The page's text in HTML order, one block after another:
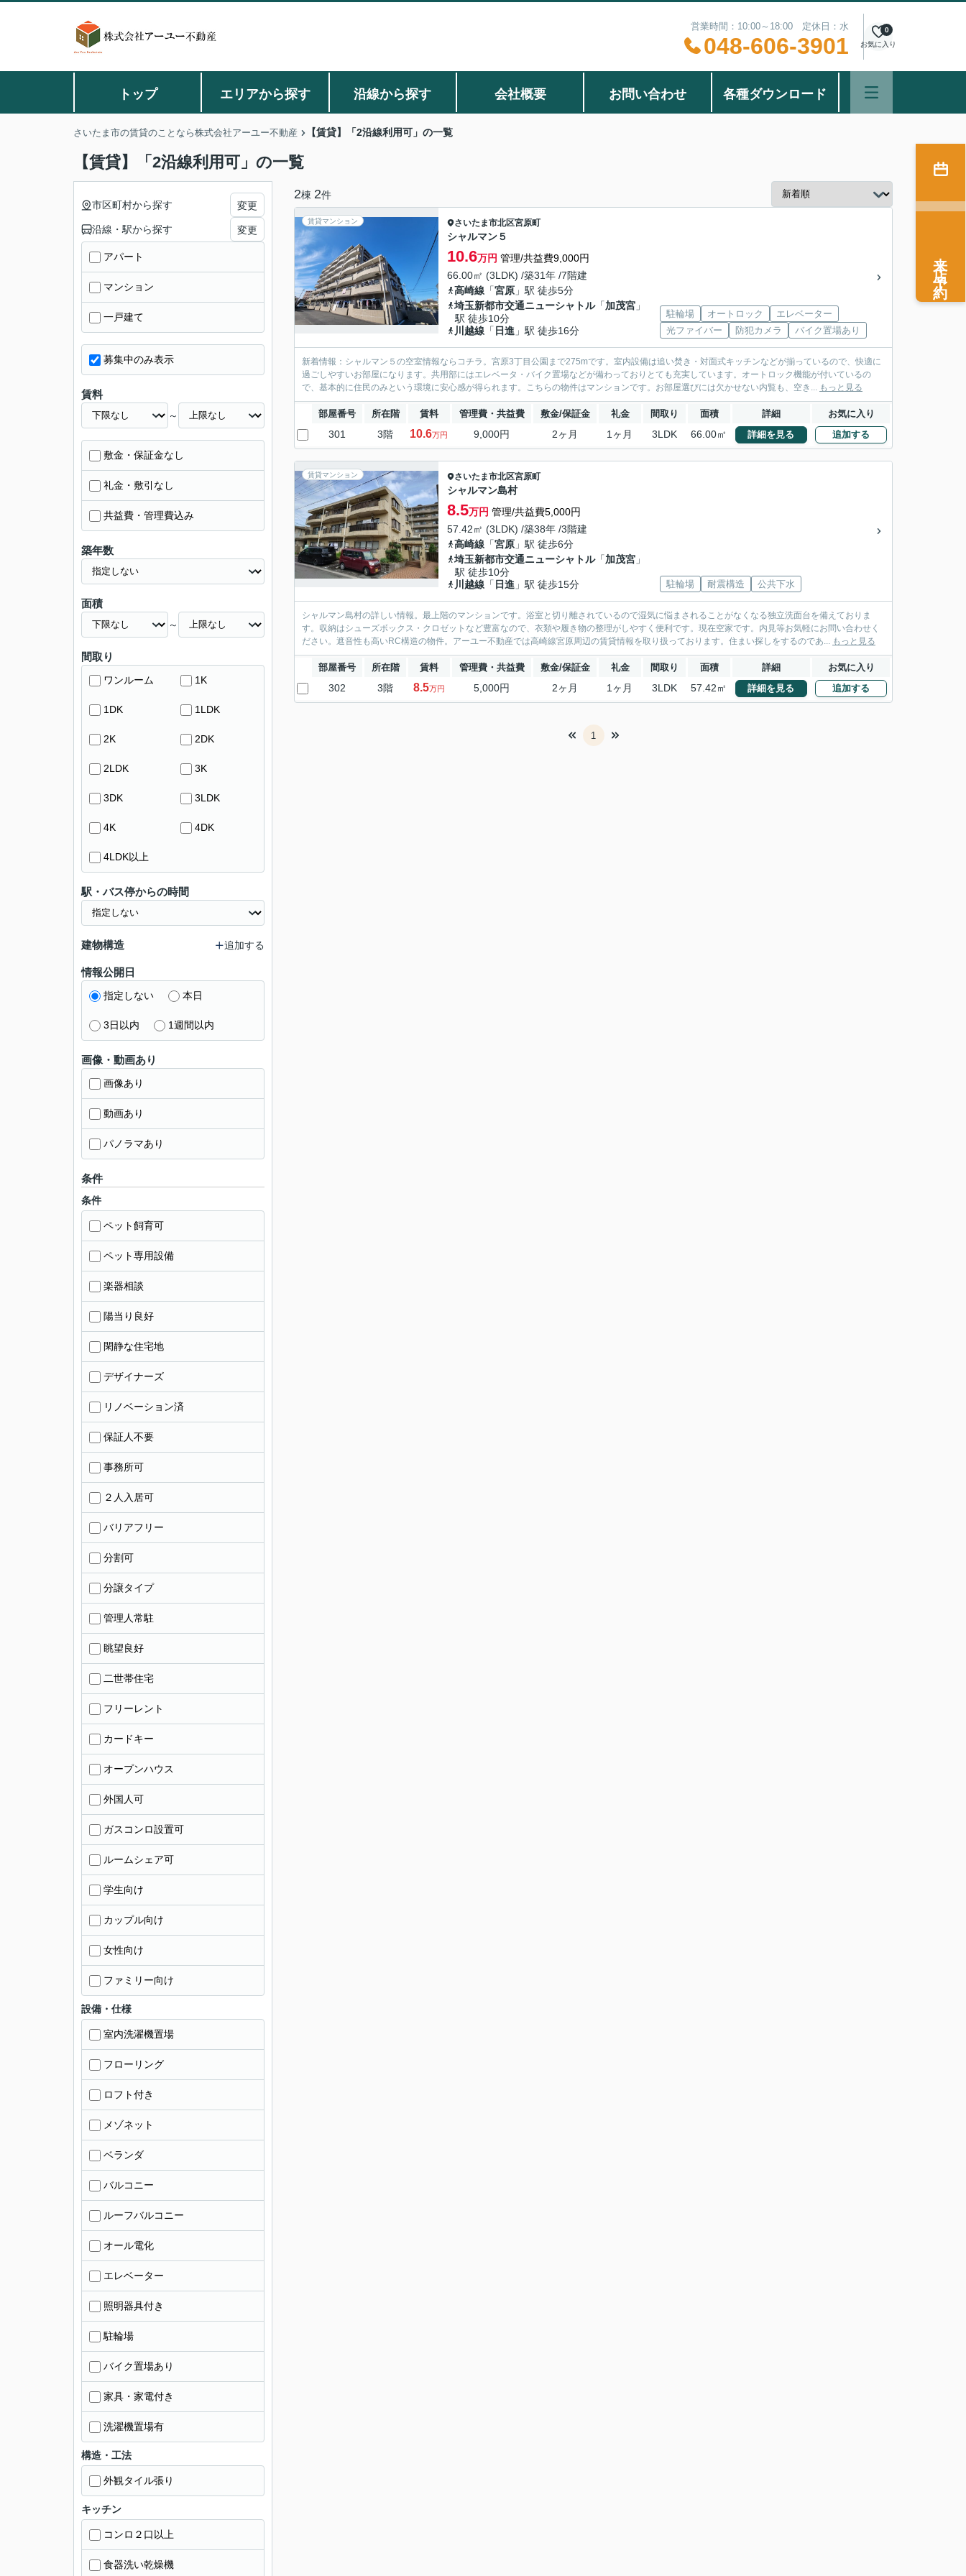
営業時間：10:00～18:00 定休日：水
048-606-3901 お気に入り
0
トップ エリアから探す 沿線から探す 会社概要 お問い合わせ 各種ダウンロード
さいたま市の賃貸のことなら株式会社アーユー不動産 【賃貸】「2沿線利用可」の一覧
【賃貸】「2沿線利用可」の一覧
2棟 2件
賃貸マンション さいたま市北区宮原町
シャルマン５
10.6万円 管理/共益費9,000円
66.00㎡ (3LDK) /築31年 /7階建
高崎線 「宮原 」駅 徒歩5分
埼玉新都市交通ニューシャトル「加茂宮 」
駅 徒歩10分
川越線 「 日進 」駅 徒歩16分
駐輪場 オートロック
エレベーター
光ファイバー
防犯カメラ バイク置場あり
新着情報：シャルマン５の空室情報ならコチラ。宮原3丁目公園まで275mです。室内設備は追い焚き・対面式キッチンなどが揃っているので、快適に
過ごしやすいお部屋になります。共用部にはエレベータ・バイク置場などが備わっておりとても充実しています。オートロック機能が付いているの
で、基本的に住民のみという環境に安心感が得られます。こちらの物件はマンションです。お部屋選びには欠かせない内覧も、空き... もっと見る
部屋番号 所在階 賃料 管理費・共益費 敷金/保証金 礼金 間取り 面積 詳細 お気に入り
301 3階 10.6万円 9,000円 2ヶ月 1ヶ月 3LDK 66.00㎡ 詳細を見る 追加する
賃貸マンション さいたま市北区宮原町
シャルマン島村
8.5万円 管理/共益費5,000円
57.42㎡ (3LDK) /築38年 /3階建
高崎線 「宮原 」駅 徒歩6分
埼玉新都市交通ニューシャトル「加茂宮 」
駅 徒歩10分
川越線 「 日進 」駅 徒歩15分 駐輪場 耐震構造 公共下水
シャルマン島村の詳しい情報。最上階のマンションです。浴室と切り離されているので湿気に悩まされることがなくなる独立洗面台を備えておりま
す。収納はシューズボックス・クロゼットなど豊富なので、衣類や履き物の整理がしやすく便利です。現在空家です。内見等お気軽にお問い合わせく
ださい。遮音性も高いRC構造の物件。アーユー不動産では高崎線宮原周辺の賃貸情報を取り扱っております。住まい探しをするのであ... もっと見る
部屋番号 所在階 賃料 管理費・共益費 敷金/保証金 礼金 間取り 面積 詳細 お気に入り
302 3階 8.5万円 5,000円 2ヶ月 1ヶ月 3LDK 57.42㎡ 詳細を見る 追加する
1
市区町村から探す 変更
沿線・駅から探す 変更
アパート
マンション
一戸建て
募集中のみ表示
賃料
～
敷金・保証金なし
礼金・敷引なし
共益費・管理費込み
築年数
面積
～
間取り
ワンルーム 1K
1DK 1LDK
2K 2DK
2LDK 3K
3DK 3LDK
4K 4DK
4LDK以上
駅・バス停からの時間
建物構造 追加する
情報公開日
指定しない 本日
3日以内 1週間以内
画像・動画あり
画像あり
動画あり
パノラマあり
条件
条件
ペット飼育可
ペット専用設備
楽器相談
陽当り良好
閑静な住宅地
デザイナーズ
リノベーション済
保証人不要
事務所可
２人入居可
バリアフリー
分割可
分譲タイプ
管理人常駐
眺望良好
二世帯住宅
フリーレント
カードキー
オープンハウス
外国人可
ガスコンロ設置可
ルームシェア可
学生向け
カップル向け
女性向け
ファミリー向け
設備・仕様
室内洗濯機置場
フローリング
ロフト付き
メゾネット
ベランダ
バルコニー
ルーフバルコニー
オール電化
エレベーター
照明器具付き
駐輪場
バイク置場あり
家具・家電付き
洗濯機置場有
構造・工法
外観タイル張り
キッチン
コンロ２口以上
食器洗い乾燥機
来店予約